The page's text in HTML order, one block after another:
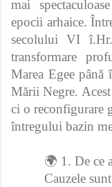
mai
epocii arhaice.
secolului VI
transformare
Marea Egee
Mării Negre.
ci o reconfigurare
întregului bazin
🌍 1. De ce
Cauzele